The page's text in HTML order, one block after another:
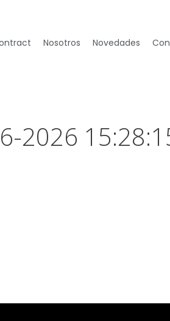
Nosotros Novedades
2026